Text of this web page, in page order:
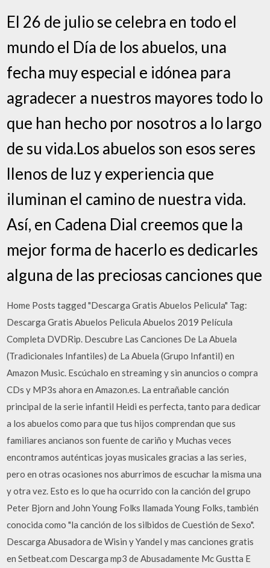
El 26 de julio se celebra en todo el
mundo el Día de los abuelos, una
fecha muy especial e idónea para
agradecer a nuestros mayores todo lo
que han hecho por nosotros a lo largo
de su vida.Los abuelos son esos seres
llenos de luz y experiencia que
iluminan el camino de nuestra vida.
Así, en Cadena Dial creemos que la
mejor forma de hacerlo es dedicarles
alguna de las preciosas canciones que
Home Posts tagged "Descarga Gratis Abuelos Pelicula" Tag:
Descarga Gratis Abuelos Pelicula Abuelos 2019 Película
Completa DVDRip. Descubre Las Canciones De La Abuela
(Tradicionales Infantiles) de La Abuela (Grupo Infantil) en
Amazon Music. Escúchalo en streaming y sin anuncios o compra
CDs y MP3s ahora en Amazon.es. La entrañable canción
principal de la serie infantil Heidi es perfecta, tanto para dedicar
a los abuelos como para que tus hijos comprendan que sus
familiares ancianos son fuente de cariño y Muchas veces
encontramos auténticas joyas musicales gracias a las series,
pero en otras ocasiones nos aburrimos de escuchar la misma una
y otra vez. Esto es lo que ha ocurrido con la canción del grupo
Peter Bjorn and John Young Folks llamada Young Folks, también
conocida como "la canción de los silbidos de Cuestión de Sexo".
Descarga Abusadora de Wisin y Yandel y mas canciones gratis
en Setbeat.com Descarga mp3 de Abusadamente Mc Gustta E